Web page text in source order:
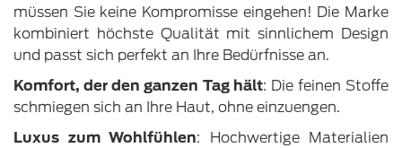
müssen Sie keine Kompromisse eingehen! Die Marke
kombiniert höchste Qualität mit sinnlichem Design
und passt sich perfekt an Ihre Bedürfnisse an.
Komfort, der den ganzen Tag hält: Die feinen Stoffe
schmiegen sich an Ihre Haut, ohne einzuengen.
Luxus zum Wohlfühlen: Hochwertige Materialien